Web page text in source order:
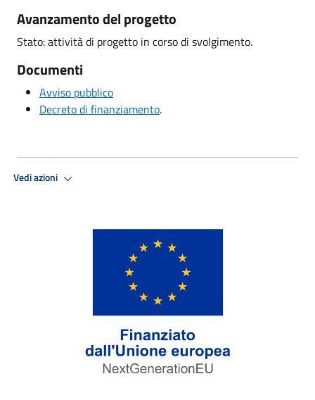
Avanzamento del progetto
Stato: attività di progetto in corso di svolgimento.
Documenti
Avviso pubblico
Decreto di finanziamento.
Vedi azioni